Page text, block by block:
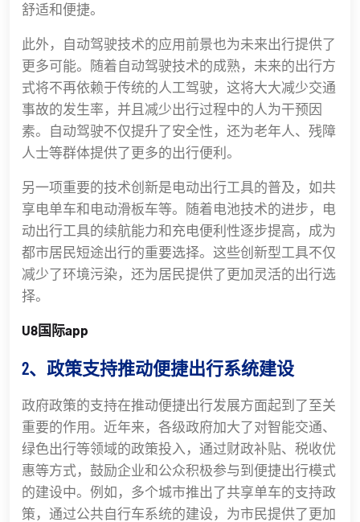
舒适和便捷。
此外，自动驾驶技术的应用前景也为未来出行提供了
更多可能。随着自动驾驶技术的成熟，未来的出行方
式将不再依赖于传统的人工驾驶，这将大大减少交通
事故的发生率，并且减少出行过程中的人为干预因
素。自动驾驶不仅提升了安全性，还为老年人、残障
人士等群体提供了更多的出行便利。
另一项重要的技术创新是电动出行工具的普及，如共
享电单车和电动滑板车等。随着电池技术的进步，电
动出行工具的续航能力和充电便利性逐步提高，成为
都市居民短途出行的重要选择。这些创新型工具不仅
减少了环境污染，还为居民提供了更加灵活的出行选
择。
U8国际app
2、政策支持推动便捷出行系统建设
政府政策的支持在推动便捷出行发展方面起到了至关
重要的作用。近年来，各级政府加大了对智能交通、
绿色出行等领域的政策投入，通过财政补贴、税收优
惠等方式，鼓励企业和公众积极参与到便捷出行模式
的建设中。例如，多个城市推出了共享单车的支持政
策，通过公共自行车系统的建设，为市民提供了更加